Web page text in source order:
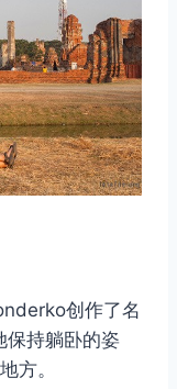
创作了名
保持躺卧的姿
方。